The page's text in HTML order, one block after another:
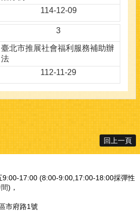
114-12-09
3
臺北市推展社會福利服務補助辦
法
112-11-29
回上一頁
9:00-17:00 (8:00-9:00,17:00-18:00採彈性
)，
市府路1號